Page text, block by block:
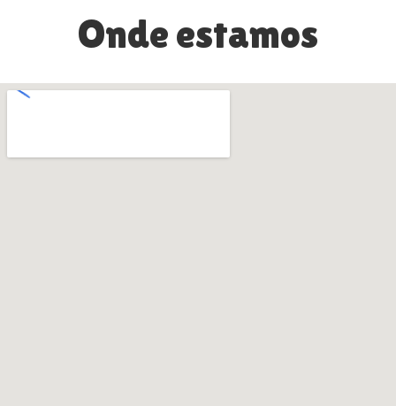
Onde estamos